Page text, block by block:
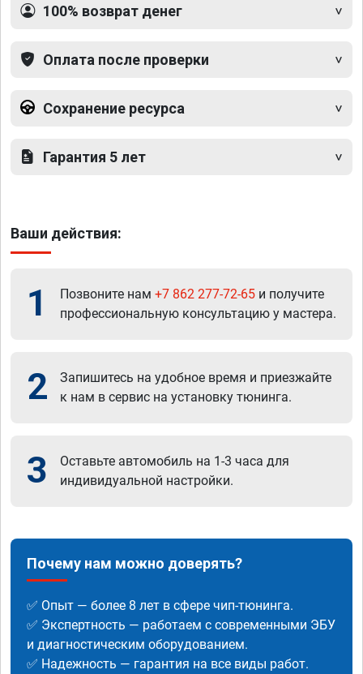
100% возврат денег
Оплата после проверки
Сохранение ресурса
Гарантия 5 лет
Ваши действия:
1 Позвоните нам +7 862 277-72-65 и получите
профессиональную консультацию у мастера.
2
Запишитесь на удобное время и приезжайте
к нам в сервис на установку тюнинга.
3
Оставьте автомобиль на 1-3 часа для
индивидуальной настройки.
Почему нам можно доверять?
✅ Опыт — более 8 лет в сфере чип-тюнинга.
✅ Экспертность — работаем с современными ЭБУ
и диагностическим оборудованием.
✅ Надежность — гарантия на все виды работ.